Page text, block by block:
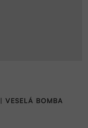
VESELÁ BOMBA